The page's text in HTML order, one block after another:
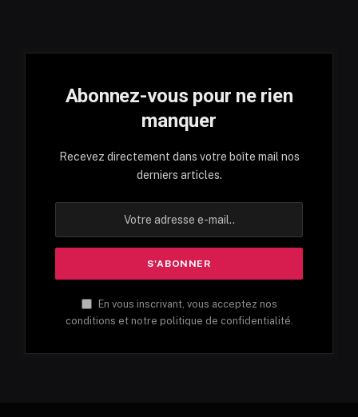
Abonnez-vous pour ne rien
manquer
Recevez directement dans votre boîte mail nos
derniers articles.
En vous inscrivant, vous acceptez nos
conditions et notre politique de confidentialité.